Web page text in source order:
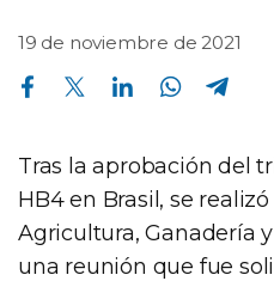
19 de noviembre de 2021
Compartir en Facebook Compartir en Twitter Compartir en Linkedin Compartir en Whatsapp
Tras la aprobación del
HB4 en Brasil, se
Agricultura, Ganadería
una reunión que fue